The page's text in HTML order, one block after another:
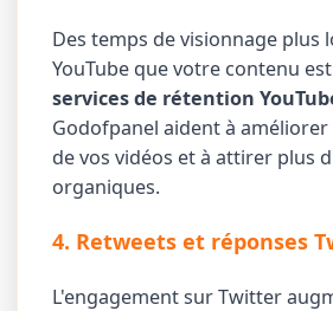
Des temps de visionnage plus
YouTube que votre contenu
services de rétention
Godofpanel aident à améliorer
de vos vidéos et à attirer plus
organiques.
4. Retweets et réponses
L'engagement sur Twitter